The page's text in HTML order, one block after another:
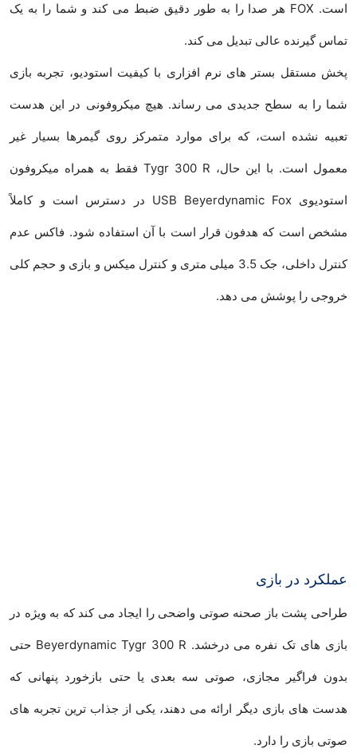
است. FOX هر صدا را به طور دقیق ضبط می کند و شما را به یک
تماس گیرنده عالی تبدیل می کند.
پخش مستقل بستر های نرم افزاری با کیفیت استودیو، تجربه بازی
شما را به سطح جدیدی می رساند. هیچ میکروفونی در این هدست
تعبیه نشده است، که برای موارد متمرکز روی گیمرها بسیار غیر
معمول است. با این حال، Tygr 300 R فقط به همراه میکروفون
استودیوی USB Beyerdynamic Fox در دسترس است و کاملاً
مشخص است که هدفون قرار است با آن استفاده شود. فاکس عدم
کنترل داخلی، جک 3.5 میلی متری و کنترل میکس و بازی و حجم کلی
خروجی را پوشش می دهد.
عملکرد در بازی
طراحی پشت باز صحنه صوتی واضحی را ایجاد می کند که به ویژه در
بازی های تک نفره می درخشد. Beyerdynamic Tygr 300 R حتی
بدون فراگیر مجازی، صوتی سه بعدی یا حتی بازخورد پنهانی که
هدست های بازی دیگر ارائه می دهند، یکی از جذاب ترین تجربه های
صوتی بازی را دارد.